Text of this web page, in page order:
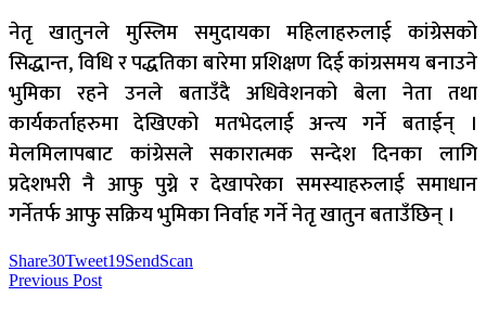
नेतृ खातुनले मुस्लिम समुदायका महिलाहरुलाई कांग्रेसको
सिद्धान्त, विधि र पद्धतिका बारेमा प्रशिक्षण दिई कांग्रसमय बनाउने
भुमिका रहने उनले बताउँदै अधिवेशनको बेला नेता तथा
कार्यकर्ताहरुमा देखिएको मतभेदलाई अन्त्य गर्ने बताईन् ।
मेलमिलापबाट कांग्रेसले सकारात्मक सन्देश दिनका लागि
प्रदेशभरी नै आफु पुग्ने र देखापरेका समस्याहरुलाई समाधान
गर्नेतर्फ आफु सक्रिय भुमिका निर्वाह गर्ने नेतृ खातुन बताउँछिन् ।
Share30Tweet19SendScan
Previous Post